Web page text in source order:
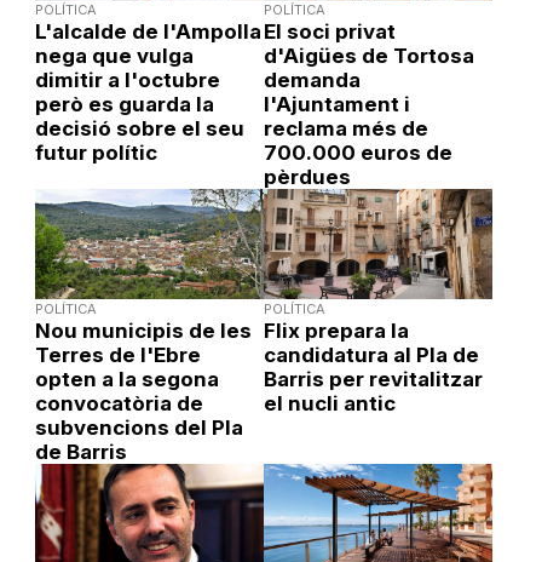
POLÍTICA
L'alcalde de l'Ampolla
nega que vulga
dimitir a l'octubre
però es guarda la
decisió sobre el seu
futur polític
POLÍTICA
El soci privat
d'Aigües de Tortosa
demanda
l'Ajuntament i
reclama més de
700.000 euros de
pèrdues
POLÍTICA
Nou municipis de les
Terres de l'Ebre
opten a la segona
convocatòria de
subvencions del Pla
de Barris
POLÍTICA
Flix prepara la
candidatura al Pla de
Barris per revitalitzar
el nucli antic